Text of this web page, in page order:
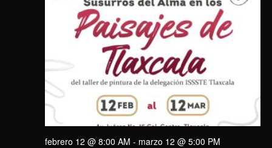
febrero 12 @ 8:00 AM - marzo 12 @ 5:00 PM